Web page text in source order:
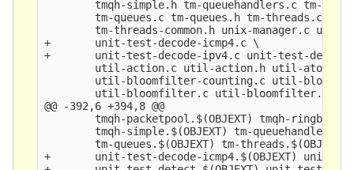
tmqh-simple.h tm-queuehandlers.c tm-
tm-queues.c tm-queues.h tm-threads.c tm-
tm-threads-common.h unix-manager.c unix-
+       unit-test-decode-icmp4.c \
+       unit-test-decode-ipv4.c unit-test-
util-action.c util-action.h util-
util-bloomfilter-counting.c util-
util-bloomfilter.c util-bloomfilter.h
@@ -392,6 +394,8 @@
tmqh-packetpool.$(OBJEXT) tmqh-
tmqh-simple.$(OBJEXT) tm-
tm-queues.$(OBJEXT) tm-threads.$(OBJEXT)
+       unit-test-decode-icmp4.$(OBJEXT) unit-